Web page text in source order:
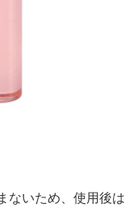
ないため、使用後は